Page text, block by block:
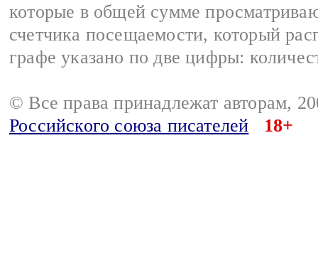
которые в общей сумме
счетчика посещаемости, который
графе указано по две цифры:
© Все права принадлежат авторам,
Российского союза писателей
18+